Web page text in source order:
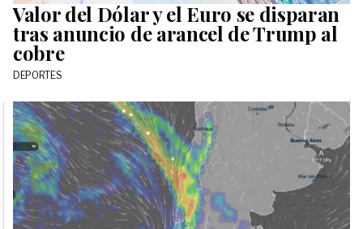
Valor del Dólar y el Euro se disparan
tras anuncio de arancel de Trump al
cobre
DEPORTES